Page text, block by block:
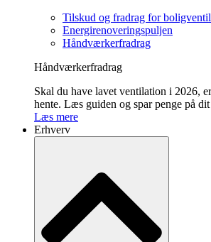
Tilskud og fradrag for
Energirenoveringspuljen
Håndværkerfradrag
Håndværkerfradrag
Skal du have lavet ventilation i 2026,
hente. Læs guiden og spar penge på
Læs mere
Erhverv